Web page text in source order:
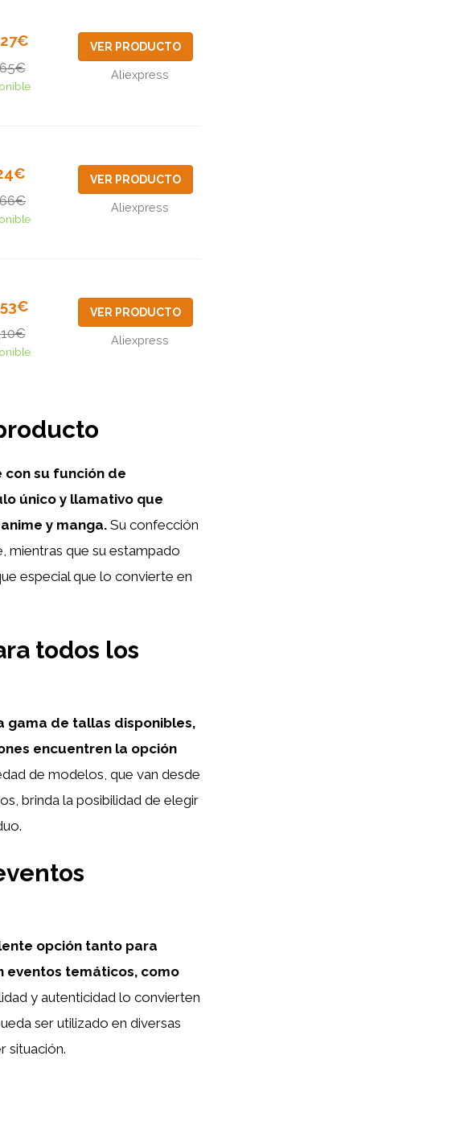
VER PRODUCTO
Aliexpress
VER PRODUCTO
Aliexpress
VER PRODUCTO
Aliexpress
con su función de
único y llamativo que
y manga. Su confección
mientras que su estampado
especial que lo convierte en
todos los
gama de tallas disponibles,
encuentren la opción
de modelos, que van desde
brinda la posibilidad de elegir
opción tanto para
eventos temáticos, como
y autenticidad lo convierten
ser utilizado en diversas
situación.